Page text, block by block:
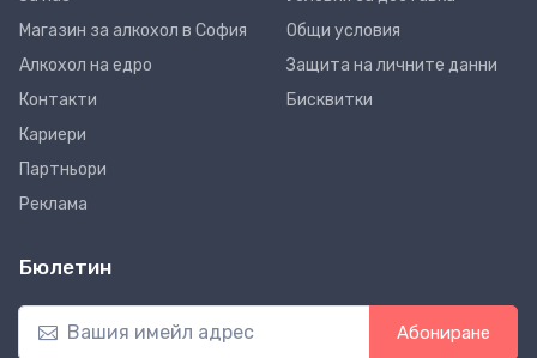
Магазин за алкохол в София
Алкохол на едро
Контакти
Кариери
Партньори
Реклама
Общи условия
Защита на личните данни
Бисквитки
Бюлетин
Абониране